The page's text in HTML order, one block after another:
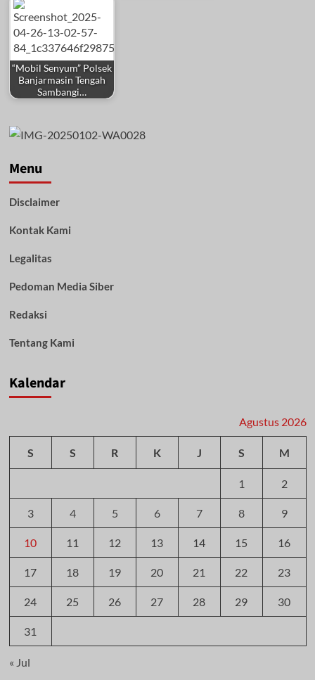
“Mobil Senyum” Polsek
Banjarmasin Tengah
Sambangi…
Menu
Disclaimer
Kontak Kami
Legalitas
Pedoman Media Siber
Redaksi
Tentang Kami
Kalendar
Agustus 2026
S S R K J S M
1 2
3 4 5 6 7 8 9
10 11 12 13 14 15 16
17 18 19 20 21 22 23
24 25 26 27 28 29 30
31
« Jul